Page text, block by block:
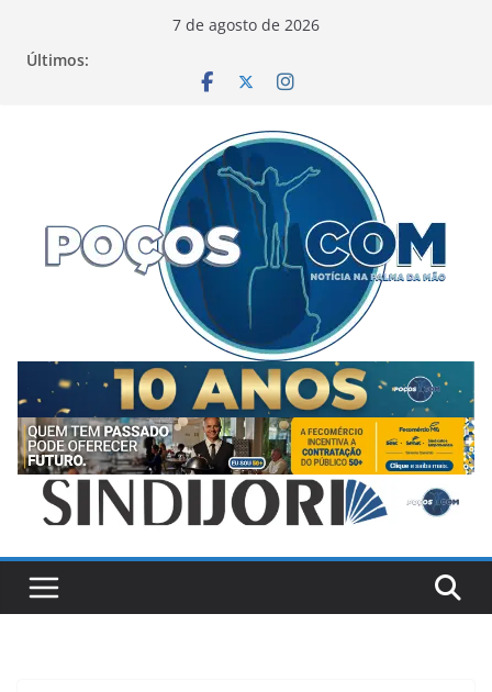
7 de agosto de 2026
Últimos: